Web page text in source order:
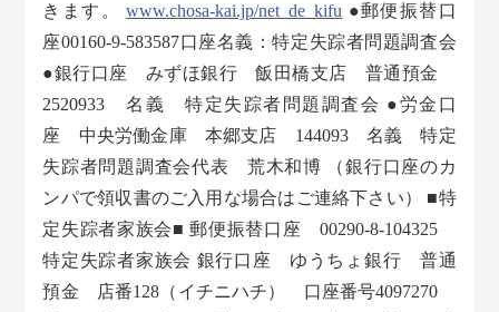
きます。www.chosa-kai.jp/net_de_kifu ●郵便振替口
座00160-9-583587口座名義：特定失踪者問題調査会
●銀行口座 みずほ銀行 飯田橋支店 普通預金
2520933 名義 特定失踪者問題調査会 ●労金口
座 中央労働金庫 本郷支店 144093 名義 特定
失踪者問題調査会代表 荒木和博 （銀行口座のカ
ンパで領収書のご入用な場合はご連絡下さい） ■特
定失踪者家族会■ 郵便振替口座 00290-8-104325
特定失踪者家族会 銀行口座 ゆうちょ銀行 普通
預金 店番128（イチニハチ） 口座番号4097270